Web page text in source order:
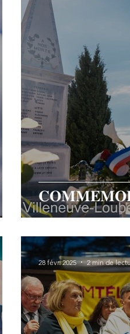
28 févr. 2025 2 min de